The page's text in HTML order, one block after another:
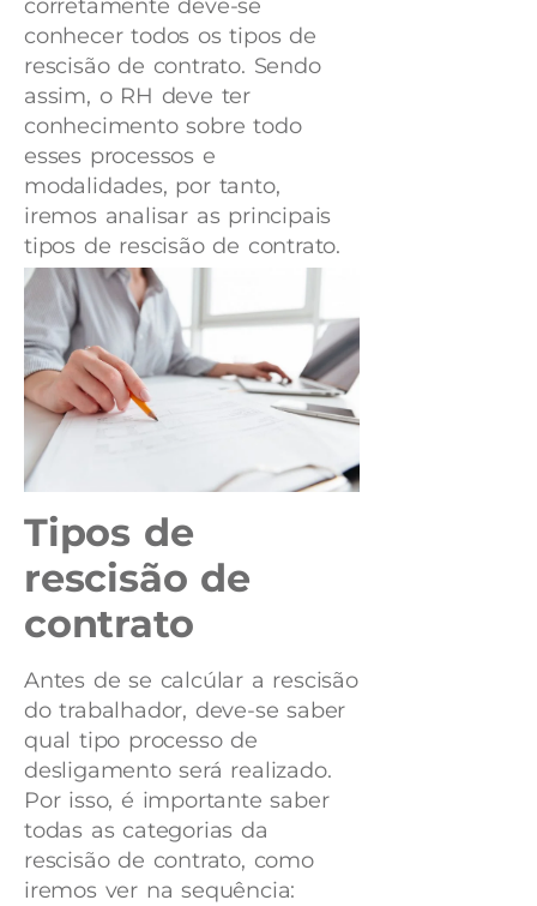
corretamente deve-se
conhecer todos os tipos de
rescisão de contrato. Sendo
assim, o RH deve ter
conhecimento sobre todo
esses processos e
modalidades, por tanto,
iremos analisar as principais
tipos de rescisão de contrato.
Tipos de
rescisão de
contrato
Antes de se calcúlar a rescisão
do trabalhador, deve-se saber
qual tipo processo de
desligamento será realizado.
Por isso, é importante saber
todas as categorias da
rescisão de contrato, como
iremos ver na sequência: